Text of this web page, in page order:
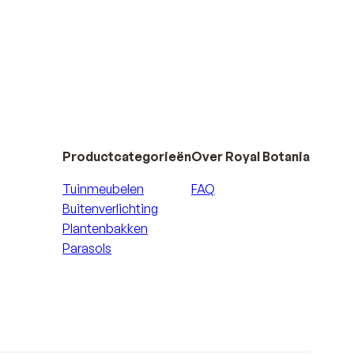
Productcategorieën
Tuinmeubelen
Buitenverlichting
Plantenbakken
Parasols
Over Royal Botania
FAQ